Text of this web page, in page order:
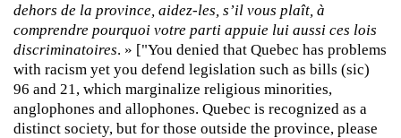
dehors de la province, aidez-les, s’il vous plaît, à
comprendre pourquoi votre parti appuie lui aussi ces lois
discriminatoires. » ["You denied that Quebec has problems
with racism yet you defend legislation such as bills (sic)
96 and 21, which marginalize religious minorities,
anglophones and allophones. Quebec is recognized as a
distinct society, but for those outside the province, please